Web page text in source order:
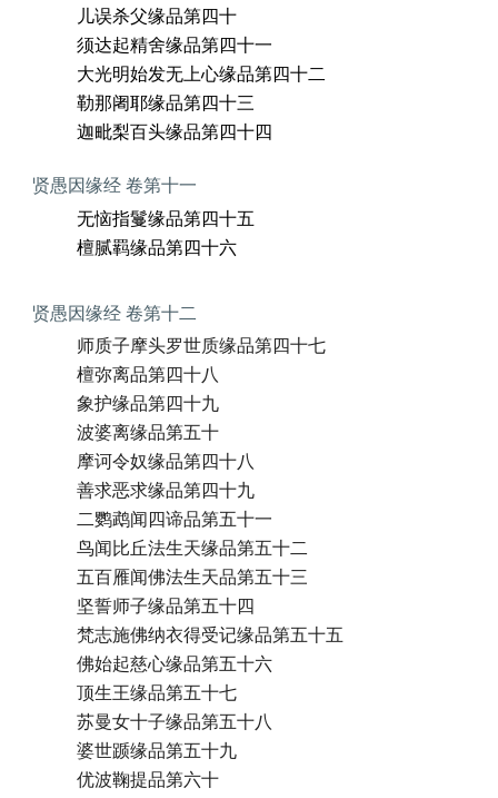
儿误杀父缘品第四十
须达起精舍缘品第四十一
大光明始发无上心缘品第四十二
勒那阇耶缘品第四十三
迦毗梨百头缘品第四十四
贤愚因缘经 卷第十一
无恼指鬘缘品第四十五
檀腻羁缘品第四十六
贤愚因缘经 卷第十二
师质子摩头罗世质缘品第四十七
檀弥离品第四十八
象护缘品第四十九
波婆离缘品第五十
摩诃令奴缘品第四十八
善求恶求缘品第四十九
二鹦鹉闻四谛品第五十一
鸟闻比丘法生天缘品第五十二
五百雁闻佛法生天品第五十三
坚誓师子缘品第五十四
梵志施佛纳衣得受记缘品第五十五
佛始起慈心缘品第五十六
顶生王缘品第五十七
苏曼女十子缘品第五十八
婆世踬缘品第五十九
优波鞠提品第六十